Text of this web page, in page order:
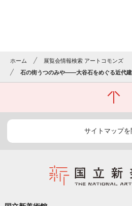
ホーム
展覧会情報検索 アートコモンズ
石の街うつのみや――大谷石をめぐる近代
サイトマップを